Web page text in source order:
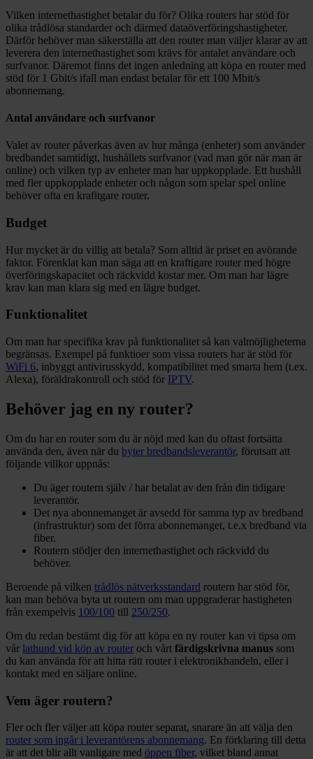
Vilken internethastighet betalar du för? Olika routers har stöd för
olika trådlösa standarder och därmed dataöverföringshastigheter.
Därför behöver man säkerställa att den router man väljer klarar av att
leverera den internethastighet som krävs för antalet användare och
surfvanor. Däremot finns det ingen anledning att köpa en router med
stöd för 1 Gbit/s ifall man endast betalar för ett 100 Mbit/s
abonnemang.
Antal användare och surfvanor
Valet av router påverkas även av hur många (enheter) som använder
bredbandet samtidigt, hushållets surfvanor (vad man gör när man är
online) och vilken typ av enheter man har uppkopplade. Ett hushåll
med fler uppkopplade enheter och någon som spelar spel online
behöver ofta en krafitgare router.
Budget
Hur mycket är du villig att betala? Som alltid är priset en avörande
faktor. Förenklat kan man säga att en kraftigare router med högre
överföringskapacitet och räckvidd kostar mer. Om man har lägre
krav kan man klara sig med en lägre budget.
Funktionalitet
Om man har specifika krav på funktionalitet så kan valmöjligheterna
begränsas. Exempel på funktioer som vissa routers har är stöd för
WiFi 6, inbyggt antivirusskydd, kompatibilitet med smarta hem (t.ex.
Alexa), föräldrakontroll och stöd för IPTV.
Behöver jag en ny router?
Om du har en router som du är nöjd med kan du oftast fortsätta
använda den, även när du byter bredbandsleverantör, förutsatt att
följande villkor uppnås:
Du äger routern själv / har betalat av den från din tidigare
leverantör.
Det nya abonnemanget är avsedd för samma typ av bredband
(infrastruktur) som det förra abonnemanget, t.e.x bredband via
fiber.
Routern stödjer den internethastighet och räckvidd du
behöver.
Beroende på vilken trådlös nätverksstandard routern har stöd för,
kan man behöva byta ut routern om man uppgraderar hastigheten
från exempelvis 100/100 till 250/250.
Om du redan bestämt dig för att köpa en ny router kan vi tipsa om
vår lathund vid köp av router och vårt färdigskrivna manus som
du kan använda för att hitta rätt router i elektronikhandeln, eller i
kontakt med en säljare online.
Vem äger routern?
Fler och fler väljer att köpa router separat, snarare än att välja den
router som ingår i leverantörens abonnemang. En förklaring till detta
är att det blir allt vanligare med öppen fiber, vilket bland annat